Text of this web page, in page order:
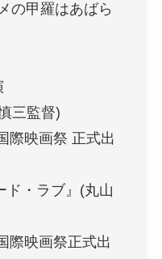
の甲羅はあばら
三監督)
画祭 正式出
ド・ラブ』(丸山
画祭正式出